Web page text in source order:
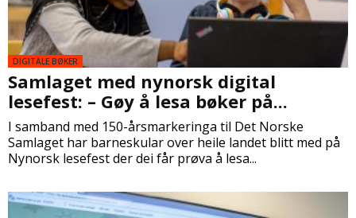
DIGITALE BØKER
Samlaget med nynorsk digital
lesefest: – Gøy å lesa bøker på...
I samband med 150-årsmarkeringa til Det Norske
Samlaget har barneskular over heile landet blitt med på
Nynorsk lesefest der dei får prøva å lesa...